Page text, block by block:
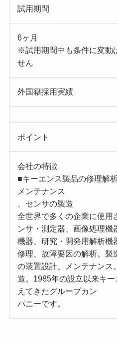
試用期間
6ヶ月
※試用期間中も条件に変動
せん
外国籍採用実績
ポイント
会社の特徴
■キーエンス製品の修理解
メンテナンス
、センサの製造
全世界で多くの企業に使用
ンサ・測定器、画像処理機
機器、研究・開発用解析機
修理、故障要因の解析。製
の装置設計、メンテナンス
造。1985年の設立以来キ
えてきたグループカン
パニーです。